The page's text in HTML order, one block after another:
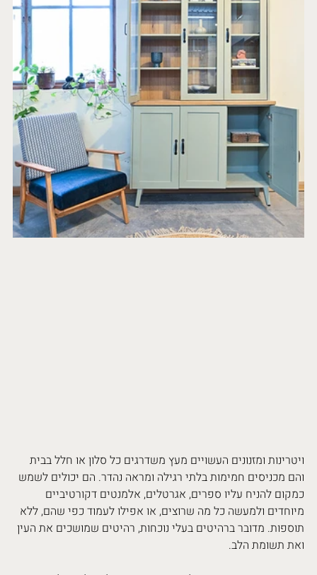
ויטרינות ומזנונים העשויים מעץ משדרגים כל סלון או חלל בבית
והם מכניסים חמימות בלתי רגילה ומראה נהדר. הם יכולים לשמש
כמקום להניח עליו ספרים, אגרטלים, אלמנטים דקורטיביים
מיוחדים ולמעשה כל מה שרוצים, או אפילו לעמוד כפי שהם, ללא
תוספות. מדובר ברהיטים בעלי נוכחות, רהיטים שמושכים את העין
ואת תשומת הלב.